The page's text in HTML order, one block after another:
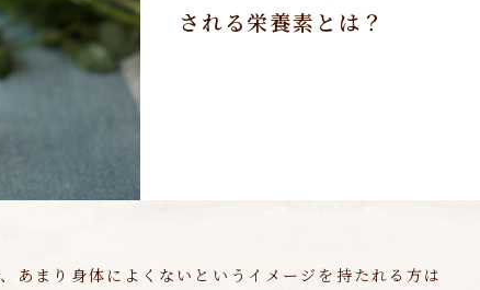
される栄養素とは？
あまり身体によくないというイメージを持たれる方は